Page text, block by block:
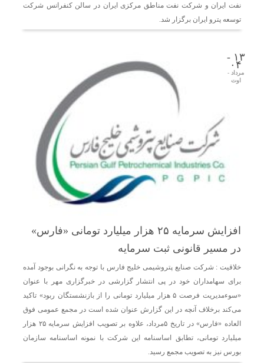
نفت ایران و شرکت نفت مناطق مرکزی ایران در سالن کنفرانس شرکت
توسعه پترو ایران برگزار شد.
۱۳ -
۰۴
مرداد -
اوت
افزایش سرمایه ۲۵ هزار میلیارد تومانی «فارس»
در مسیر قانونی ثبت سرمایه
خلاقیت : شرکت صنایع پتروشیمی خلیج فارس با توجه به نگرانی بوجود آمده
برای سهامداران خود در پی انتشار گزارشی در خبرگزاری مهر با عنوان
«سوءمدیریت فرصت ۵ هزار میلیارد تومانی را از بازنشستگان ربود» تاکید
می‌کند برخلاف آنچه در این گزارش عنوان شده است در مجمع عمومی فوق
العاده «فارس» در تاریخ ۵مرداد، علاوه بر تصویب افزایش سرمایه ۲۵ هزار
میلیارد تومانی، تطابق اساسنامه این شرکت با نمونه اساسنامه سازمان
بورس نیز به تصویب مجمع رسید.